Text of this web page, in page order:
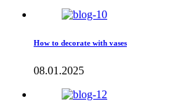
How to decorate with vases
08.01.2025